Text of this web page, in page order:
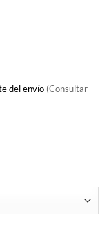
del envío (Consultar